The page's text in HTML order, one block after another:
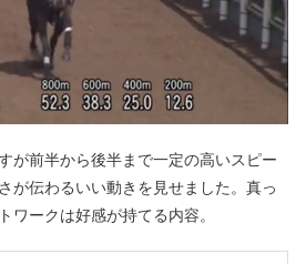
が前半から後半まで一定の高いスピー
が伝わるいい動きを見せました。真っ
ワークは好感が持てる内容。